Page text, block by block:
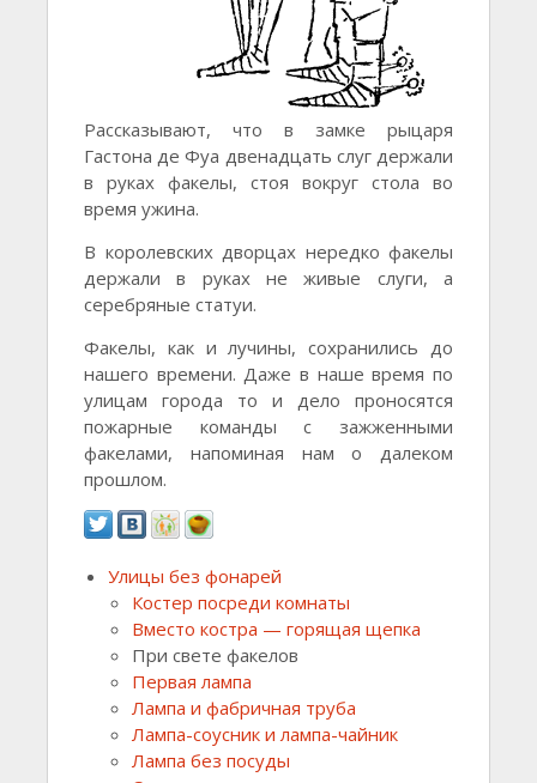
Рассказывают, что в замке рыцаря
Гастона де Фуа двенадцать слуг держали
в руках факелы, стоя вокруг стола во
время ужина.
В королевских дворцах нередко факелы
держали в руках не живые слуги, а
серебряные статуи.
Факелы, как и лучины, сохранились до
нашего времени. Даже в наше время по
улицам города то и дело проносятся
пожарные команды с зажженными
факелами, напоминая нам о далеком
прошлом.
Улицы без фонарей
Костер посреди комнаты
Вместо костра — горящая щепка
При свете факелов
Первая лампа
Лампа и фабричная труба
Лампа-соусник и лампа-чайник
Лампа без посуды